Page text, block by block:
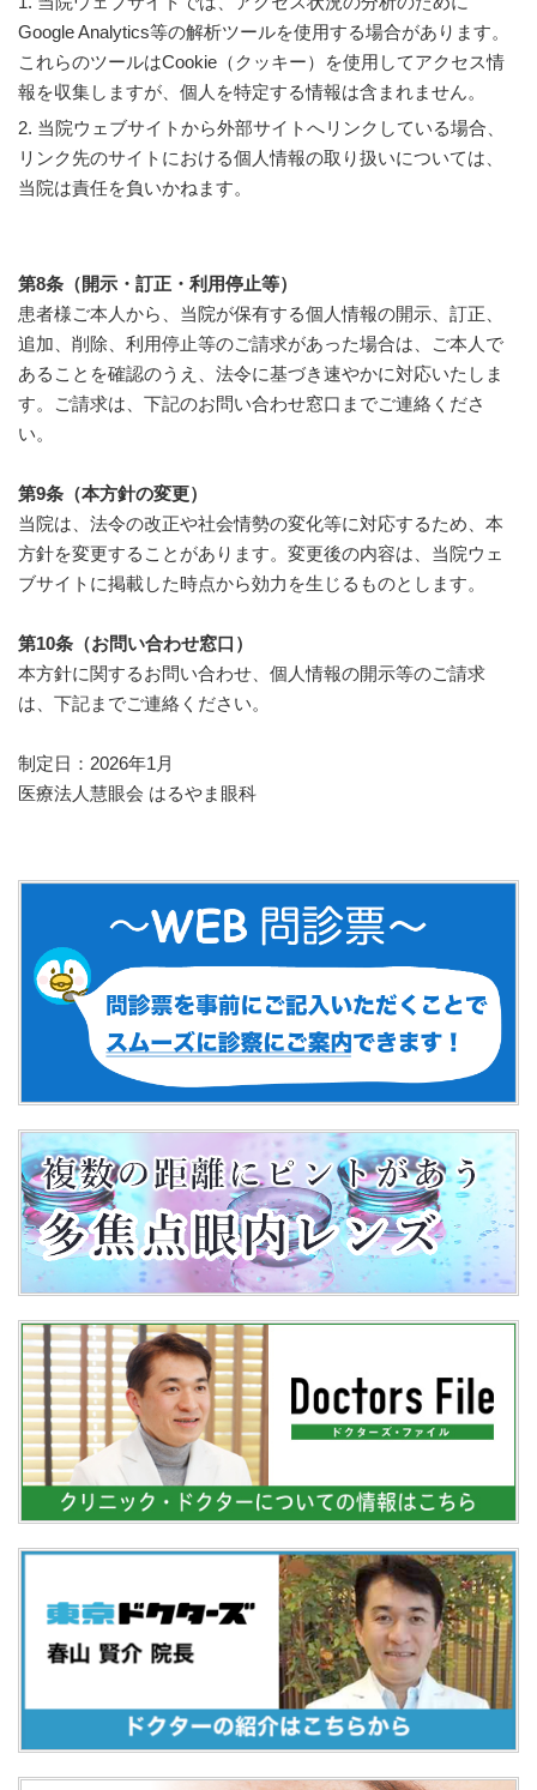
Google Analytics等の解析ツールを使用する場合があります。
これらのツールはCookie（クッキー）を使用してアクセス情
報を収集しますが、個人を特定する情報は含まれません。
2. 当院ウェブサイトから外部サイトへリンクしている場合、
リンク先のサイトにおける個人情報の取り扱いについては、
当院は責任を負いかねます。
第8条（開示・訂正・利用停止等）
患者様ご本人から、当院が保有する個人情報の開示、訂正、
追加、削除、利用停止等のご請求があった場合は、ご本人で
あることを確認のうえ、法令に基づき速やかに対応いたしま
す。ご請求は、下記のお問い合わせ窓口までご連絡くださ
い。
第9条（本方針の変更）
当院は、法令の改正や社会情勢の変化等に対応するため、本
方針を変更することがあります。変更後の内容は、当院ウェ
ブサイトに掲載した時点から効力を生じるものとします。
第10条（お問い合わせ窓口）
本方針に関するお問い合わせ、個人情報の開示等のご請求
は、下記までご連絡ください。
制定日：2026年1月
医療法人慧眼会 はるやま眼科